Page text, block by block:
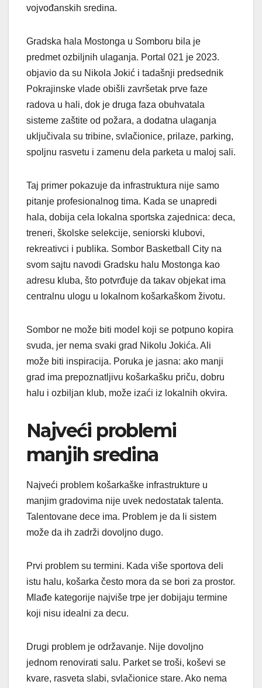
vojvođanskih sredina.
Gradska hala Mostonga u Somboru bila je
predmet ozbiljnih ulaganja. Portal 021 je 2023.
objavio da su Nikola Jokić i tadašnji predsednik
Pokrajinske vlade obišli završetak prve faze
radova u hali, dok je druga faza obuhvatala
sisteme zaštite od požara, a dodatna ulaganja
uključivala su tribine, svlačionice, prilaze, parking,
spoljnu rasvetu i zamenu dela parketa u maloj sali.
Taj primer pokazuje da infrastruktura nije samo
pitanje profesionalnog tima. Kada se unapredi
hala, dobija cela lokalna sportska zajednica: deca,
treneri, školske selekcije, seniorski klubovi,
rekreativci i publika. Sombor Basketball City na
svom sajtu navodi Gradsku halu Mostonga kao
adresu kluba, što potvrđuje da takav objekat ima
centralnu ulogu u lokalnom košarkaškom životu.
Sombor ne može biti model koji se potpuno kopira
svuda, jer nema svaki grad Nikolu Jokića. Ali
može biti inspiracija. Poruka je jasna: ako manji
grad ima prepoznatljivu košarkašku priču, dobru
halu i ozbiljan klub, može izaći iz lokalnih okvira.
Najveći problemi
manjih sredina
Najveći problem košarkaške infrastrukture u
manjim gradovima nije uvek nedostatak talenta.
Talentovane dece ima. Problem je da li sistem
može da ih zadrži dovoljno dugo.
Prvi problem su termini. Kada više sportova deli
istu halu, košarka često mora da se bori za prostor.
Mlađe kategorije najviše trpe jer dobijaju termine
koji nisu idealni za decu.
Drugi problem je održavanje. Nije dovoljno
jednom renovirati salu. Parket se troši, koševi se
kvare, rasveta slabi, svlačionice stare. Ako nema